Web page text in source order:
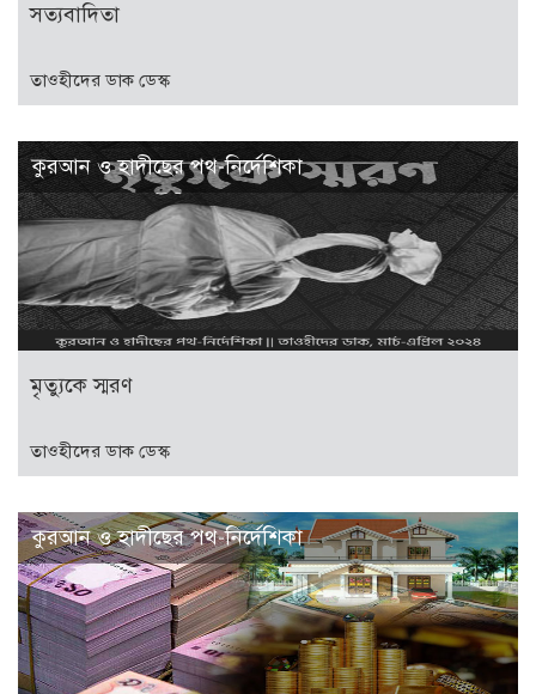
সত্যবাদিতা
তাওহীদের ডাক ডেস্ক
কুরআন ও হাদীছের পথ-নির্দেশিকা
মৃত্যুকে স্মরণ
তাওহীদের ডাক ডেস্ক
কুরআন ও হাদীছের পথ-নির্দেশিকা